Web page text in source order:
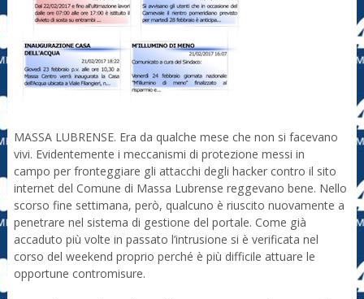
MASSA LUBRENSE. Era da qualche mese che non si facevano
vivi. Evidentemente i meccanismi di protezione messi in
campo per fronteggiare gli attacchi degli hacker contro il sito
internet del Comune di Massa Lubrense reggevano bene. Nello
scorso fine settimana, però, qualcuno è riuscito nuovamente a
penetrare nel sistema di gestione del portale. Come già
accaduto più volte in passato l’intrusione si è verificata nel
corso del weekend proprio perché è più difficile attuare le
opportune contromisure.